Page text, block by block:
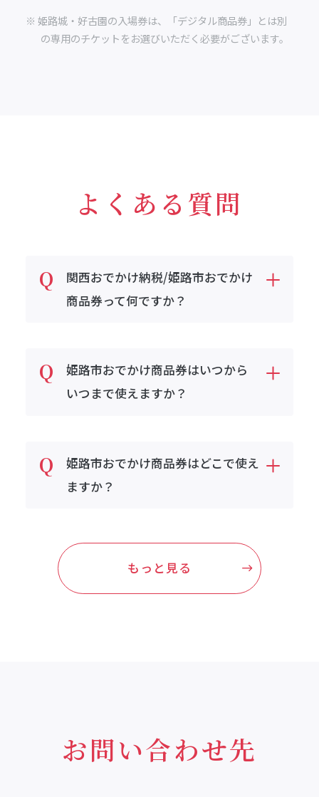
※ 姫路城・好古園の入場券は、「デジタル商品券」とは別
の専用のチケットをお選びいただく必要がございます。
よくある質問
関西おでかけ納税/姫路市おでかけ
商品券って何ですか？
姫路市おでかけ商品券はいつから
いつまで使えますか？
姫路市おでかけ商品券はどこで使え
ますか？
もっと見る
お問い合わせ先